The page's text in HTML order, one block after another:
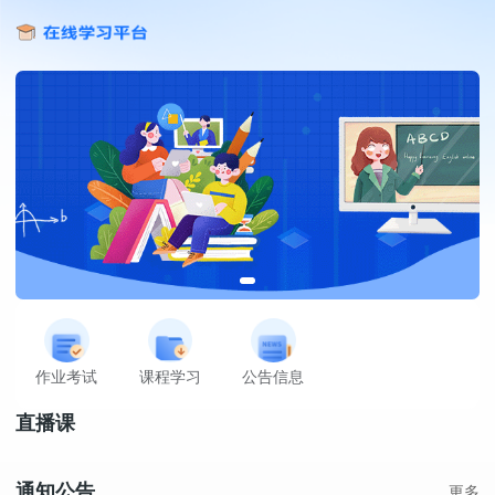
作业考试 课程学习 公告信息
直播课
更多